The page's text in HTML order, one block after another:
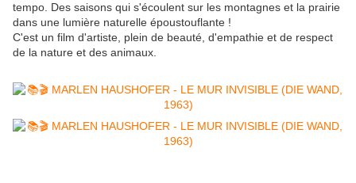
tempo. Des saisons qui s'écoulent sur les montagnes et la prairie
dans une lumière naturelle époustouflante !
C'est un film d'artiste, plein de beauté, d'empathie et de respect
de la nature et des animaux.